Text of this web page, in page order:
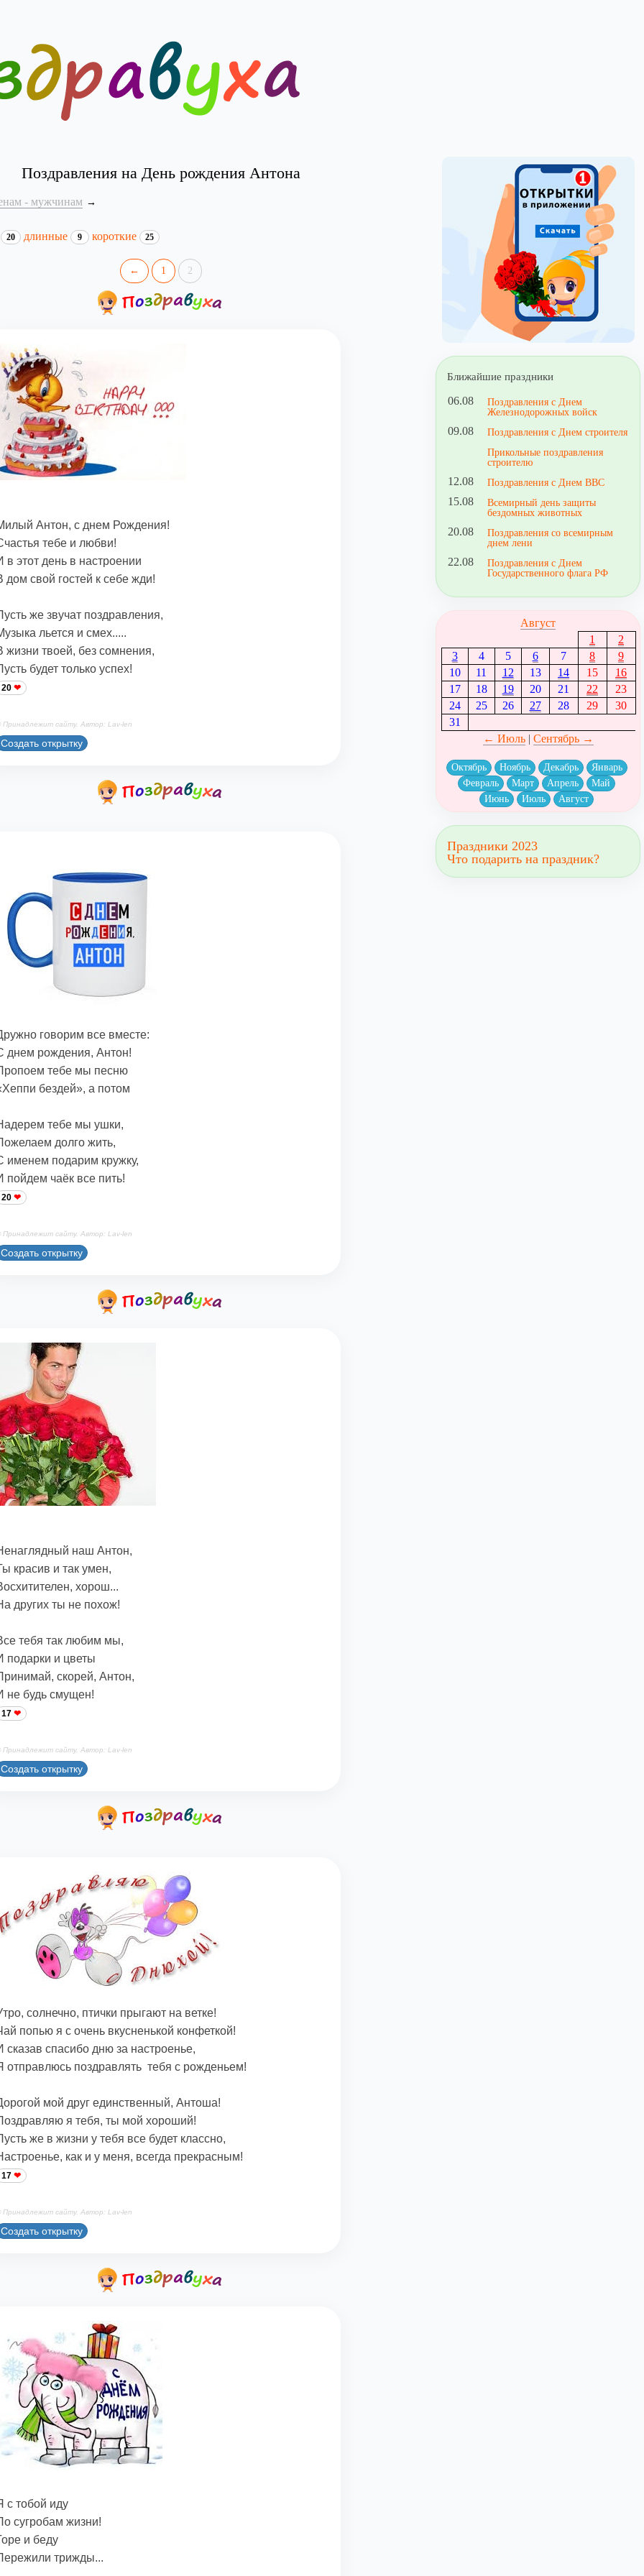
Поздравления на День рождения Антона
- мужчинам
20 длинные 9 короткие 25
← 1 2
Антон, с днем Рождения!
тебе и любви!
в этот день в настроении
дом свой гостей к себе жди!
же звучат поздравления,
льется и смех.....
жизни твоей, без сомнения,
будет только успех!
20
Принадлежит сайту. Автор: Lav-len
Создать открытку
говорим все вместе:
днем рождения, Антон!
тебе мы песню
бездей», а потом
тебе мы ушки,
долго жить,
именем подарим кружку,
пойдем чаёк все пить!
20
Принадлежит сайту. Автор: Lav-len
Создать открытку
наш Антон,
красив и так умен,
хорош...
других ты не похож!
тебя так любим мы,
подарки и цветы
скорей, Антон,
не будь смущен!
17
Принадлежит сайту. Автор: Lav-len
Создать открытку
солнечно, птички прыгают на ветке!
попью я с очень вкусненькой конфеткой!
сказав спасибо дню за настроенье,
отправлюсь поздравлять тебя с рожденьем!
мой друг единственный, Антоша!
я тебя, ты мой хороший!
же в жизни у тебя все будет классно,
как и у меня, всегда прекрасным!
17
Принадлежит сайту. Автор: Lav-len
Создать открытку
с тобой иду
сугробам жизни!
и беду
трижды...
Ближайшие праздники
06.08
Поздравления с Днем
Железнодорожных войск
09.08
Поздравления с Днем строителя
Прикольные поздравления
строителю
12.08 Поздравления с Днем ВВС
15.08
Всемирный день защиты
бездомных животных
20.08
Поздравления со всемирным
днем лени
22.08
Поздравления с Днем
Государственного флага РФ
Август
1
2
3
4 5 6 7 8
9
10
11 12 13 14 15
16
17
18 19 20 21 22
23
24
25 26 27 28 29
30
31
← Июль| Сентябрь →
Октябрь Ноябрь Декабрь
Январь
Февраль
Март Апрель
Май
Июнь
Июль Август
Праздники 2023
Что подарить на праздник?